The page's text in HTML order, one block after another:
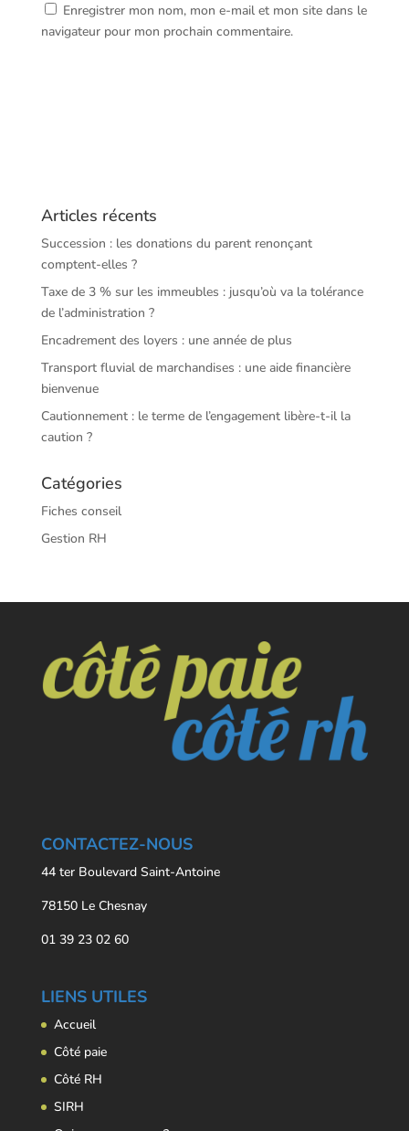
Enregistrer mon nom, mon e-mail et mon site dans le
navigateur pour mon prochain commentaire.
Articles récents
Succession : les donations du parent renonçant
comptent-elles ?
Taxe de 3 % sur les immeubles : jusqu’où va la tolérance
de l’administration ?
Encadrement des loyers : une année de plus
Transport fluvial de marchandises : une aide financière
bienvenue
Cautionnement : le terme de l’engagement libère-t-il la
caution ?
Catégories
Fiches conseil
Gestion RH
CONTACTEZ-NOUS
44 ter Boulevard Saint-Antoine
78150 Le Chesnay
01 39 23 02 60
LIENS UTILES
Accueil
Côté paie
Côté RH
SIRH